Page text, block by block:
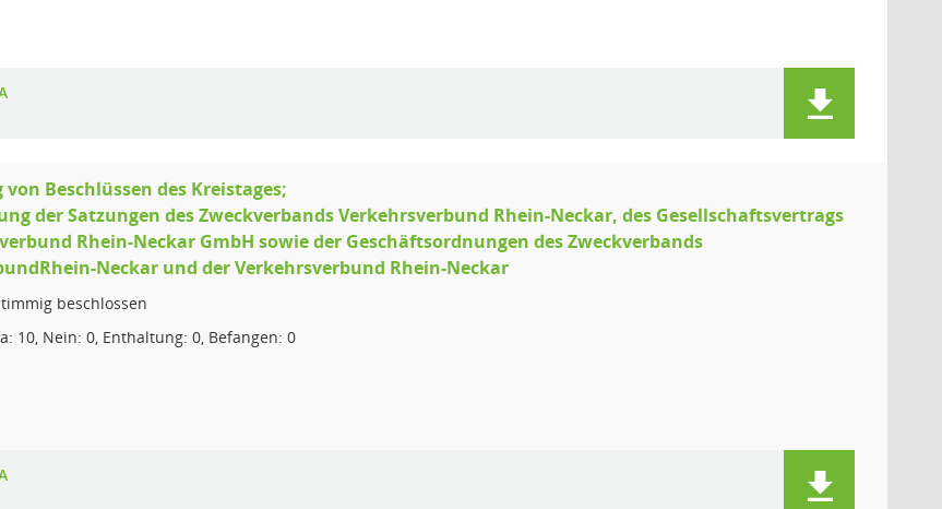
Beschlüssen des Kreistages;
der Satzungen des Zweckverbands Verkehrsverbund Rhein-Neckar, des Gesellschaftsvertrags
Rhein-Neckar GmbH sowie der Geschäftsordnungen des Zweckverbands
Neckar und der Verkehrsverbund Rhein-Neckar
beschlossen
10, Nein: 0, Enthaltung: 0, Befangen: 0